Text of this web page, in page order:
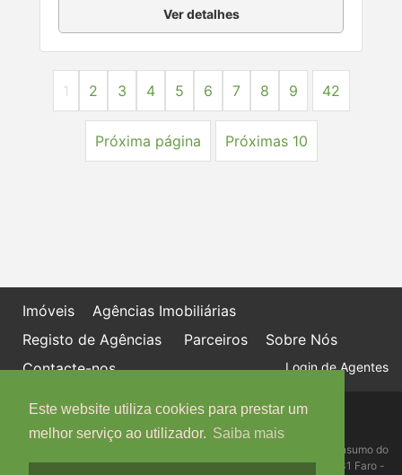
Este website utiliza cookies para prestar um
melhor serviço ao utilizador. Saiba mais
Ver detalhes
1 2 3 4 5 6 7 8 9 42
Próxima página Próximas 10
Imóveis
Agências Imobiliárias
Registo de Agências
Parceiros
Sobre Nós
Contacte-nos
Login de Agentes
Política de proteção de dados
Livro de Reclamações online
Centro de Informação, Mediação e Arbitragem de Conflitos de Consumo do
Algarve - Edifício Ninho de Empresas, Estrada da Penha, 8005-131 Faro -